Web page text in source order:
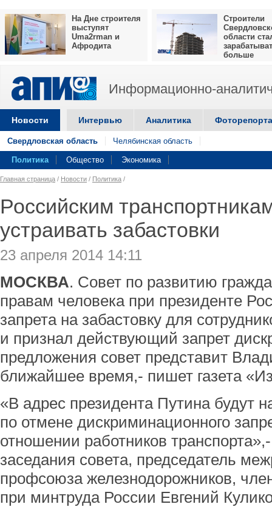
На Дне строителя
выступят
Uma2rman и
Афродита
Строители
области
больше
Информационно-
Новости Интервью Аналитика
Свердловская область Челябинская область
Политика Общество Экономика
Главная страница / Новости / Политика /
Российским
устраивать забастовки
23 апреля 2014 14:11
МОСКВА. Cовет по развитию
правам человека при президенте
запрета на забастовку для
и признал действующий запрет
предложения совет представит
ближайшее время,- пишет газета
«В адрес президента Путина будут
по отмене дискриминационного
отношении работников
заседания совета, председатель
профсоюза железнодорожников,
при минтруда России Евгений